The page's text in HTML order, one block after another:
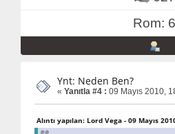
Rom: 6
Ynt: Neden Ben?
« Yanıtla #4 : 09 Mayıs 2010,
Alıntı yapılan: Lord Vega - 09 Mayıs